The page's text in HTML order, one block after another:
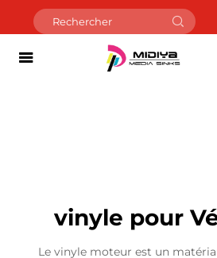
vinyle pour
Le vinyle moteur est un